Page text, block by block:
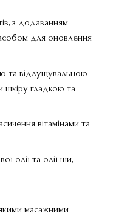
з додаванням
для оновлення
та відлущувальною
шкіру гладкою та
вітамінами та
олії та олії ши,
масажними